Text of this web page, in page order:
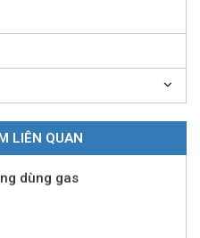
LIÊN QUAN
ngoài trời
dùng gas